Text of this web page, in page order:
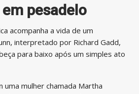
pesadelo
acompanha a vida de um
interpretado por Richard Gadd,
para baixo após um simples ato
uma mulher chamada Martha